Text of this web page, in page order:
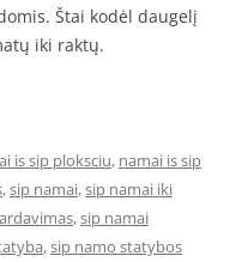
Štai kodėl daugelį
iki raktų.
is sip ploksciu, namai is sip
,sip namai,sip namai iki
,sip namai
,sip namo statybos